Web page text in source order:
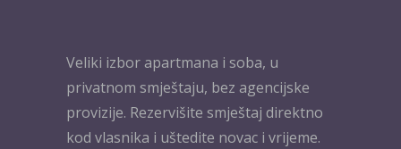
Veliki izbor apartmana i soba, u
privatnom smještaju, bez agencijske
provizije. Rezervišite smještaj direktno
kod vlasnika i uštedite novac i vrijeme.